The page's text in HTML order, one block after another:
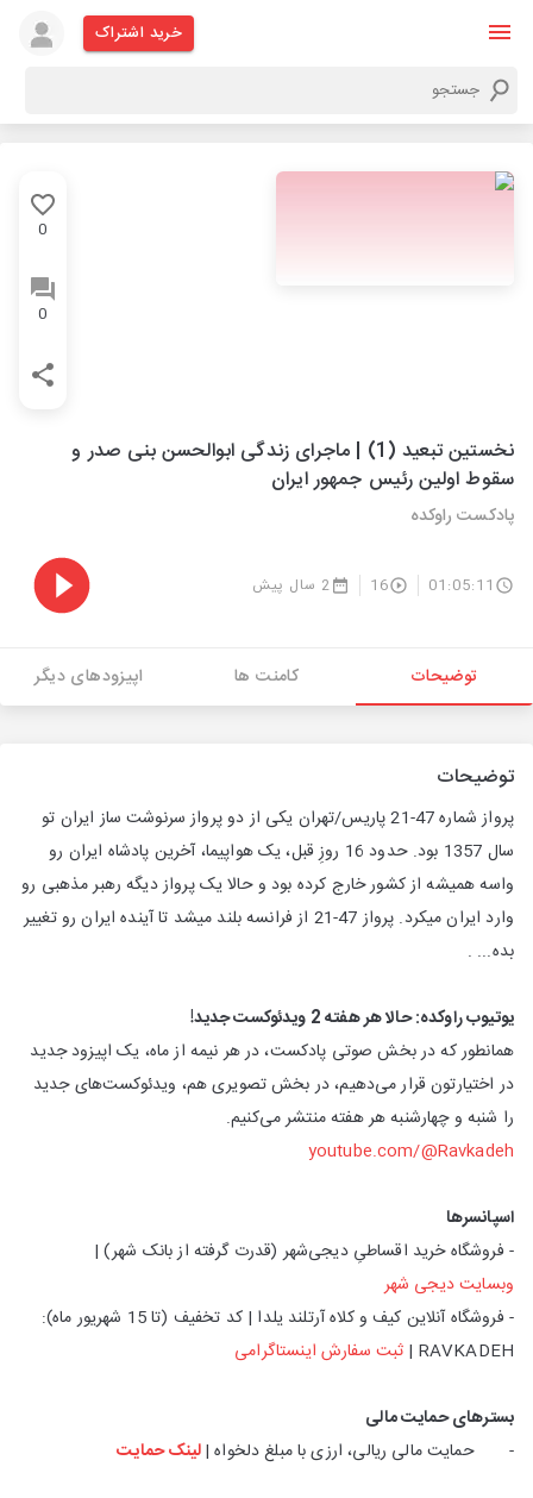
خرید اشتراک
0
0
نخستین تبعید (1) | ماجرای زندگی ابوالحسن بنی صدر و
سقوط اولین رئیس جمهور ایران
پادکست راوکده
01:05:11
16 2 سال پیش
توضیحات کامنت ها اپیزودهای دیگر
توضیحات
پرواز شماره 47-21 پاریس/تهران یکی از دو پرواز سرنوشت ساز ایران تو
سال 1357 بود. حدود 16 روزِ قبل، یک هواپیما، آخرین پادشاه ایران رو
واسه همیشه از کشور خارج کرده بود و حالا یک پرواز دیگه رهبر مذهبی رو
وارد ایران میکرد. پرواز 47-21 از فرانسه بلند میشد تا آینده ایران رو تغییر
بده... .
یوتیوب راوکده: حالا هر هفته 2 ویدئوکست جدید!​
همانطور که در بخش صوتی پادکست، در هر نیمه از ماه، یک اپیزود جدید
در اختیارتون قرار می‌دهیم، در بخش تصویری هم، ویدئوکست‌های جدید
را شنبه و چهارشنبه هر هفته منتشر می‌کنیم.
youtube.com/@Ravkadeh
اسپانسرها
- فروشگاه خرید اقساطیِ دیجی‌شهر (قدرت گرفته از بانک شهر) |
وبسایت دیجی شهر
- فروشگاه آنلاین کیف و کلاه آرتلند یلدا | کد تخفیف (تا 15 شهریور ماه):
RAVKADEH | ثبت سفارش اینستاگرامی
بسترهای حمایت مالی
- حمایت مالی ریالی، ارزی با مبلغ دلخواه |لینک حمایت